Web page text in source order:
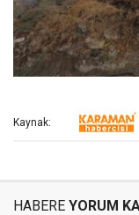
Kaynak:
HABERE YORUM